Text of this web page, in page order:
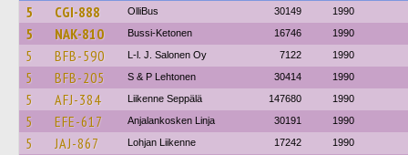
5 CGI-888 OlliBus 30149 1990
5 NAK-810 Bussi-Ketonen 16746 1990
5 BFB-590 L-l. J. Salonen Oy 7122 1990
5 BFB-205 S & P Lehtonen 30414 1990
5 AFJ-384 Liikenne Seppälä 147680 1990
5 EFE-617 Anjalankosken Linja 30191 1990
5 JAJ-867 Lohjan Liikenne 17242 1990